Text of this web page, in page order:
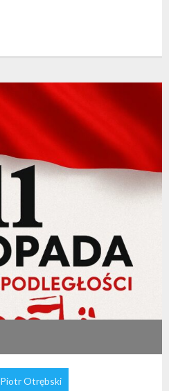
Piotr Otrębski